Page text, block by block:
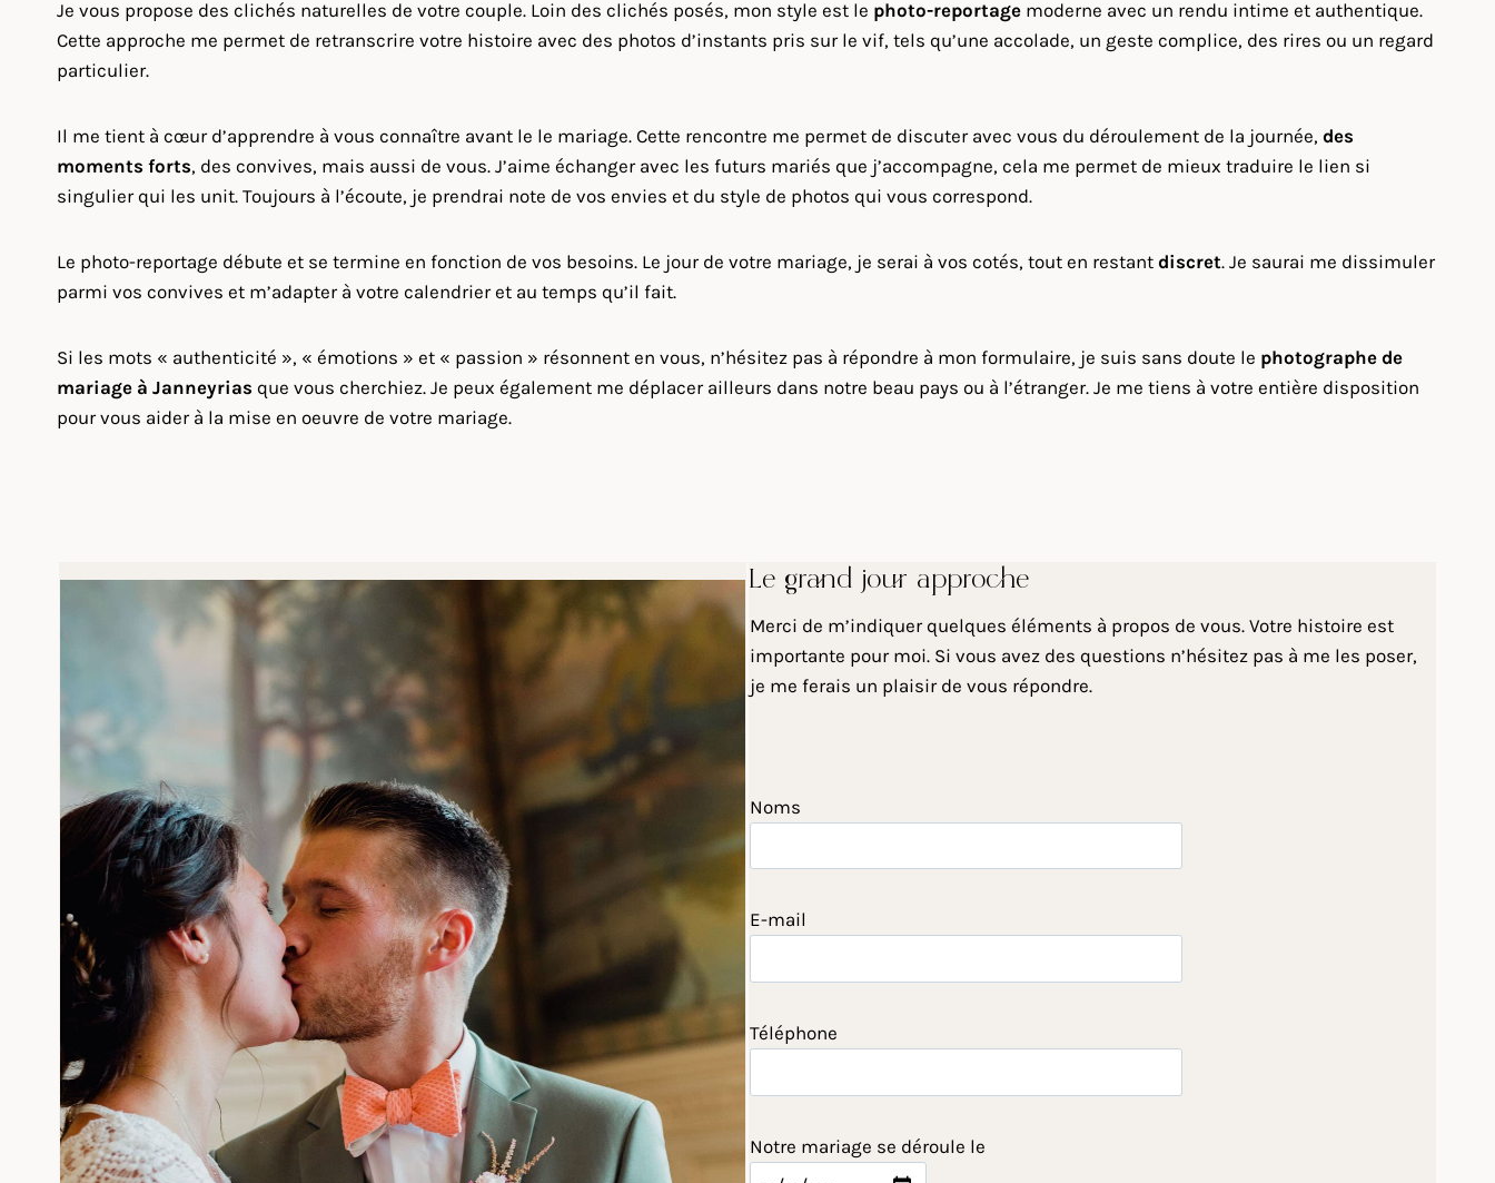
Je vous propose des clichés naturelles de votre couple. Loin des clichés posés, mon style est le photo-reportage moderne avec un rendu intime et authentique.
Cette approche me permet de retranscrire votre histoire avec des photos d’instants pris sur le vif, tels qu’une accolade, un geste complice, des rires ou un regard
particulier.
Il me tient à cœur d’apprendre à vous connaître avant le le mariage. Cette rencontre me permet de discuter avec vous du déroulement de la journée, des
moments forts, des convives, mais aussi de vous. J’aime échanger avec les futurs mariés que j’accompagne, cela me permet de mieux traduire le lien si
singulier qui les unit. Toujours à l’écoute, je prendrai note de vos envies et du style de photos qui vous correspond.
Le photo-reportage débute et se termine en fonction de vos besoins. Le jour de votre mariage, je serai à vos cotés, tout en restant discret. Je saurai me dissimuler
parmi vos convives et m’adapter à votre calendrier et au temps qu’il fait.
Si les mots « authenticité », « émotions » et « passion » résonnent en vous, n’hésitez pas à répondre à mon formulaire, je suis sans doute le photographe de
mariage à Janneyrias que vous cherchiez. Je peux également me déplacer ailleurs dans notre beau pays ou à l’étranger. Je me tiens à votre entière disposition
pour vous aider à la mise en oeuvre de votre mariage.
Le grand jour approche
Merci de m’indiquer quelques éléments à propos de vous. Votre histoire est
importante pour moi. Si vous avez des questions n’hésitez pas à me les poser,
je me ferais un plaisir de vous répondre.
Noms
E-mail
Téléphone
Notre mariage se déroule le